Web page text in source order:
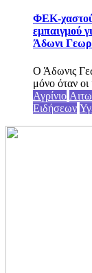
ΦΕΚ-
εμπαιγμού
Άδωνι
Ο Άδωνις
μόνο όταν οι
Αγρίνιο
Ειδήσεων